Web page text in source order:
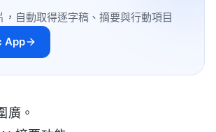
，自動取得逐字稿、摘要與行動項目
App
廣。